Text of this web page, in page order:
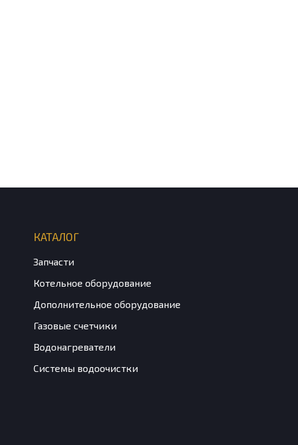
КАТАЛОГ
Запчасти
Котельное оборудование
Дополнительное оборудование
Газовые счетчики
Водонагреватели
Системы водоочистки